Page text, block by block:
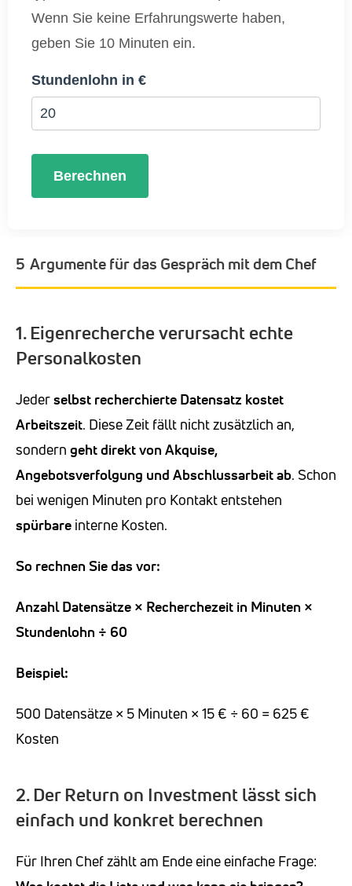
Wenn Sie keine Erfahrungswerte haben,
geben Sie 10 Minuten ein.
Stundenlohn in €
Berechnen
5 Argumente für das Gespräch mit dem Chef
1. Eigenrecherche verursacht echte
Personalkosten
Jederselbst recherchierte Datensatz kostet
Arbeitszeit. Diese Zeit fällt nicht zusätzlich an,
sondern geht direkt von Akquise,
Angebotsverfolgung und Abschlussarbeit ab. Schon
bei wenigen Minuten pro Kontakt entstehen
spürbare interne Kosten.
So rechnen Sie das vor:
Anzahl Datensätze × Recherchezeit in Minuten ×
Stundenlohn ÷ 60
Beispiel:
500 Datensätze × 5 Minuten × 15 € ÷ 60 = 625 €
Kosten
2. Der Return on Investment lässt sich
einfach und konkret berechnen
Für Ihren Chef zählt am Ende eine einfache Frage: